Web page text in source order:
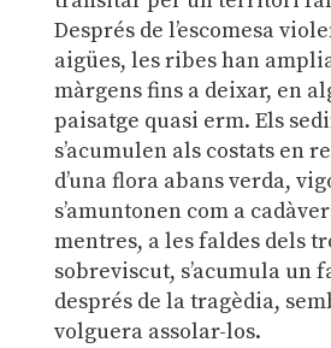
Després de l’escomesa
aigües, les ribes han
màrgens fins a deixar, en
paisatge quasi erm. Els
s’acumulen als costats en
d’una flora abans verda,
s’amuntonen com a
mentres, a les faldes dels
sobreviscut, s’acumula un
després de la tragèdia,
volguera assolar-los.